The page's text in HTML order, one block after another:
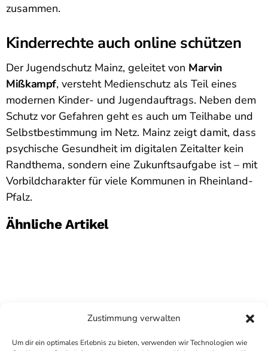
Zustimmung verwalten
Um dir ein optimales Erlebnis zu bieten, verwenden wir Technologien wie
zusammen.
Kinderrechte auch online schützen
Der Jugendschutz Mainz, geleitet von Marvin
Mißkampf, versteht Medienschutz als Teil eines
modernen Kinder- und Jugendauftrags. Neben dem
Schutz vor Gefahren geht es auch um Teilhabe und
Selbstbestimmung im Netz. Mainz zeigt damit, dass
psychische Gesundheit im digitalen Zeitalter kein
Randthema, sondern eine Zukunftsaufgabe ist – mit
Vorbildcharakter für viele Kommunen in Rheinland-
Pfalz.
Ähnliche Artikel